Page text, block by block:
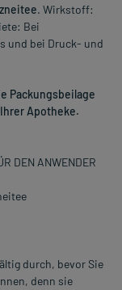
. Wirkstoff:
Bei
und bei Druck- und
Packungsbeilage
Apotheke.
DEN ANWENDER
durch, bevor Sie
denn sie